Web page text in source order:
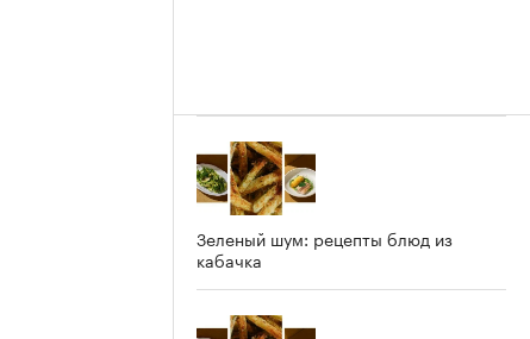
Зеленый шум: рецепты блюд из
кабачка